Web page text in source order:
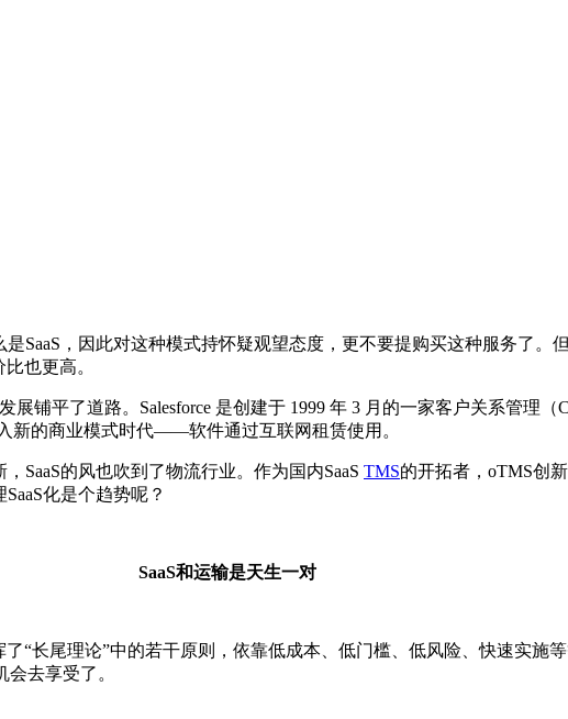
SaaS，因此对这种模式持怀疑观望态度，更不要提购买这种服务了。
也更高。
展铺平了道路。Salesforce 是创建于 1999 年 3 月的一家客户关系管理
新的商业模式时代——软件通过互联网租赁使用。
SaaS的风也吹到了物流行业。作为国内SaaS TMS的开拓者，oTMS创
化是个趋势呢？
SaaS和运输是天生一对
“长尾理论”中的若干原则，依靠低成本、低门槛、低风险、快速实施
去享受了。